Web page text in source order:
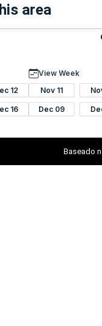
area
12
16
View Week
Nov 11
Dec 09
Baseado